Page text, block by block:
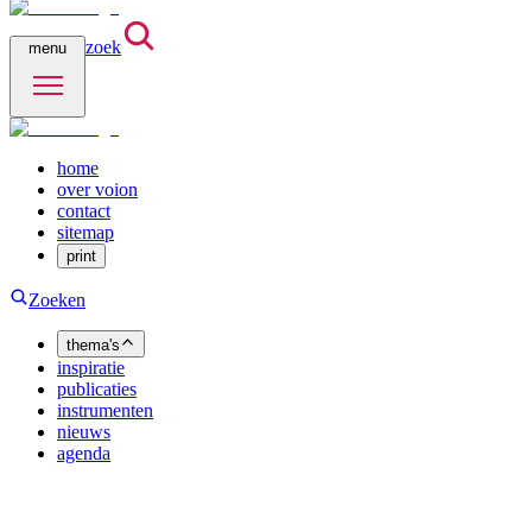
menu zoek
home
over voion
contact
sitemap
print
Zoeken
thema's
inspiratie
publicaties
instrumenten
nieuws
agenda